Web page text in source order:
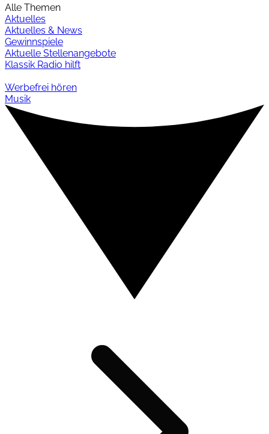
Alle Themen
Aktuelles
Aktuelles & News
Gewinnspiele
Aktuelle Stellenangebote
Klassik Radio hilft
Werbefrei hören
Musik